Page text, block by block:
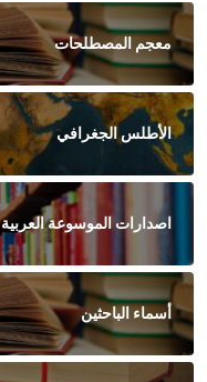
معجم المصطلحات
الأطلس الجغرافي
اصدارات الموسوعة العربية
أسماء الباحثين